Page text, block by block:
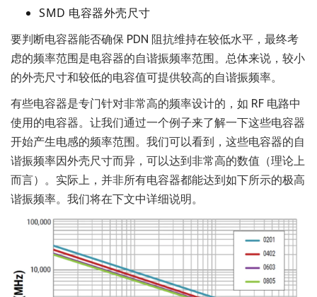
SMD 电容器外壳尺寸
要判断电容器能否确保 PDN 阻抗维持在较低水平，最终考
虑的频率范围是电容器的自谐振频率范围。总体来说，较小
的外壳尺寸和较低的电容值可提供较高的自谐振频率。
有些电容器是专门针对非常高的频率设计的，如 RF 电路中
使用的电容器。让我们通过一个例子来了解一下这些电容器
开始产生电感的频率范围。我们可以看到，这些电容器的自
谐振频率因外壳尺寸而异，可以达到非常高的数值（理论上
而言）。实际上，并非所有电容器都能达到如下所示的极高
谐振频率。我们将在下文中详细说明。